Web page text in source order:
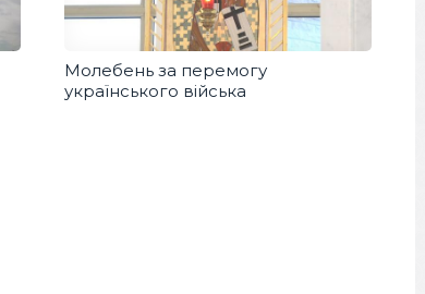
Молебень за перемогу
українського війська